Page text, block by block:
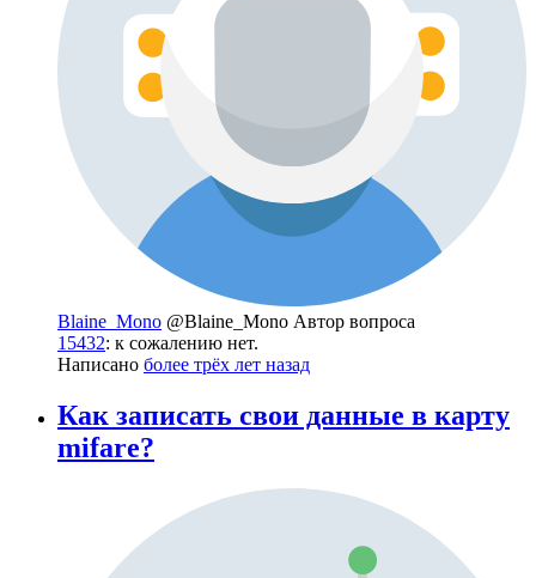
Blaine_Mono @Blaine_Mono Автор вопроса
15432: к сожалению нет.
Написано более трёх лет назад
Как записать свои данные в карту
mifare?